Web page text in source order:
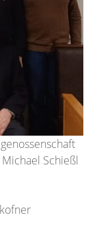
Schießl